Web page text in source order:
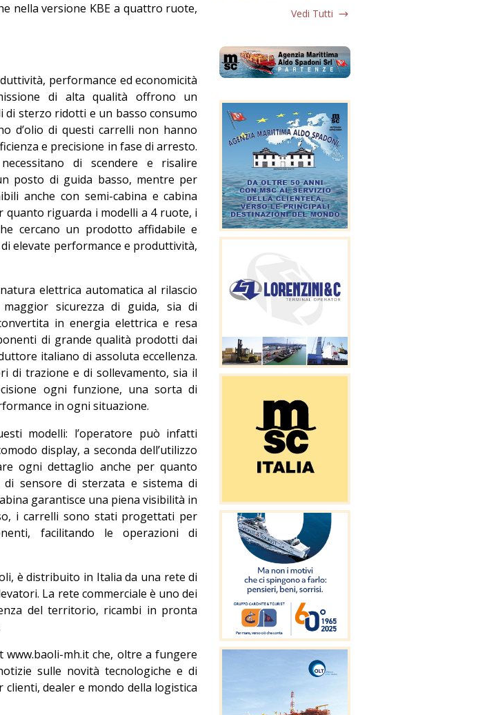
nella versione KBE a quattro ruote,
performance ed economicità
di alta qualità offrono un
sterzo ridotti e un basso consumo
d’olio di questi carrelli non hanno
e precisione in fase di arresto.
di scendere e risalire
posto di guida basso, mentre per
anche con semi-cabina e cabina
riguarda i modelli a 4 ruote, i
cercano un prodotto affidabile e
elevate performance e produttività,
elettrica automatica al rilascio
sicurezza di guida, sia di
in energia elettrica e resa
di grande qualità prodotti dai
italiano di assoluta eccellenza.
di trazione e di sollevamento, sia il
ogni funzione, una sorta di
in ogni situazione.
modelli: l’operatore può infatti
display, a seconda dell’utilizzo
ogni dettaglio anche per quanto
sensore di sterzata e sistema di
garantisce una piena visibilità in
i carrelli sono stati progettati per
facilitando le operazioni di
è distribuito in Italia da una rete di
La rete commerciale è uno dei
del territorio, ricambi in pronta
mh.it che, oltre a fungere
sulle novità tecnologiche e di
dealer e mondo della logistica
Vedi Tutti